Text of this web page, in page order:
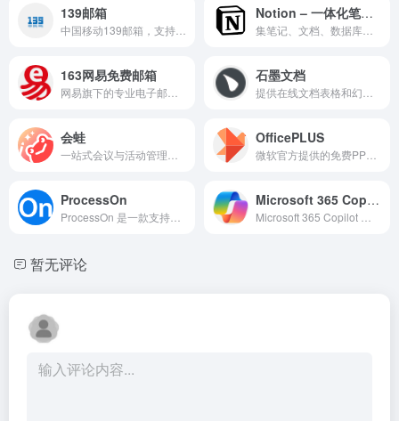
139邮箱 Notion – 一体化笔记文档与团队协作平台
163网易免费邮箱 石墨文档
会蛙 OfficePLUS
ProcessOn Microsoft 365 Copilot 办公助手
暂无评论